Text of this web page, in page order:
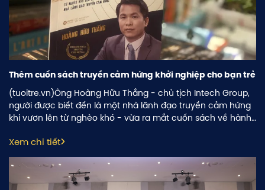
Thêm cuốn sách truyền cảm hứng khởi nghiệp cho bạn trẻ
(tuoitre.vn)Ông Hoàng Hữu Thắng - chủ tịch Intech Group,
người được biết đến là một nhà lãnh đạo truyền cảm hứng
khi vươn lên từ nghèo khó - vừa ra mắt cuốn sách về hành
hứng cho các bạn trẻ khởi nghiệp.
Xem chi tiết